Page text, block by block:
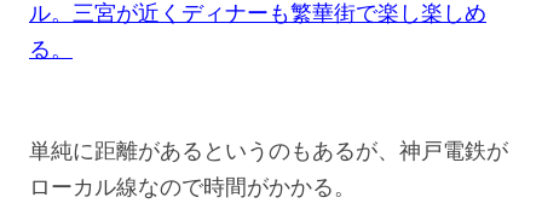
ル。三宮が近くディナーも繁華街で楽し楽しめ
る。
単純に距離があるというのもあるが、神戸電鉄が
ローカル線なので時間がかかる。